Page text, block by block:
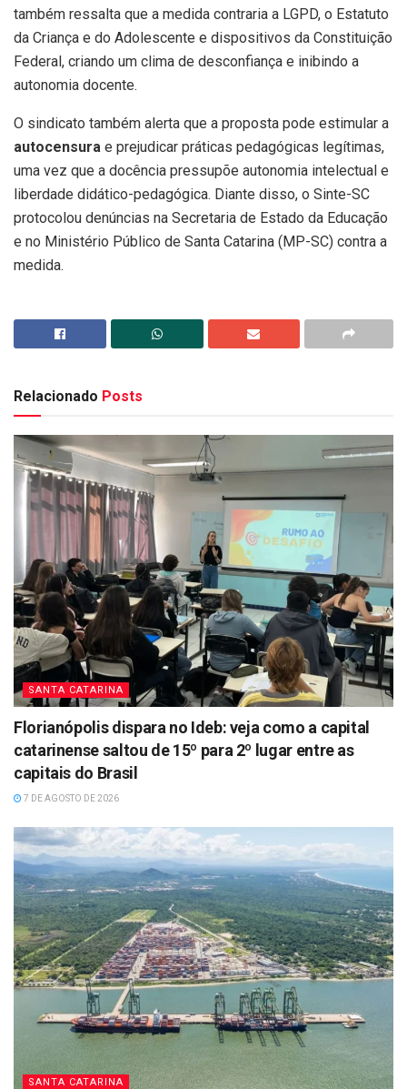
também ressalta que a medida contraria a LGPD, o Estatuto
da Criança e do Adolescente e dispositivos da Constituição
Federal, criando um clima de desconfiança e inibindo a
autonomia docente.
O sindicato também alerta que a proposta pode estimular a
autocensura e prejudicar práticas pedagógicas legítimas,
uma vez que a docência pressupõe autonomia intelectual e
liberdade didático-pedagógica. Diante disso, o Sinte-SC
protocolou denúncias na Secretaria de Estado da Educação
e no Ministério Público de Santa Catarina (MP-SC) contra a
medida.
Relacionado Posts
SANTA CATARINA
Florianópolis dispara no Ideb: veja como a capital
catarinense saltou de 15º para 2º lugar entre as
capitais do Brasil
7 DE AGOSTO DE 2026
SANTA CATARINA